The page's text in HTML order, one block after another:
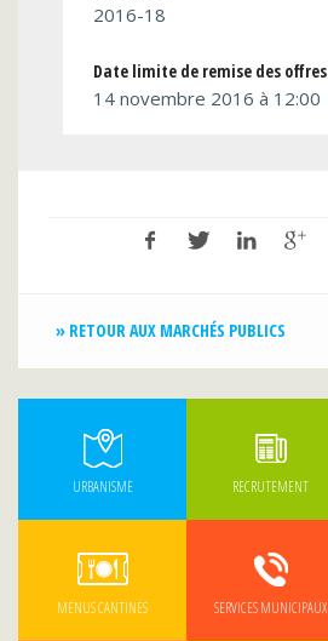
2016-18
Date limite de remise des offres
14 novembre 2016 à 12:00
» RETOUR AUX MARCHÉS PUBLICS
URBANISME RECRUTEMENT
MENUS CANTINES SERVICES MUNICIPAUX